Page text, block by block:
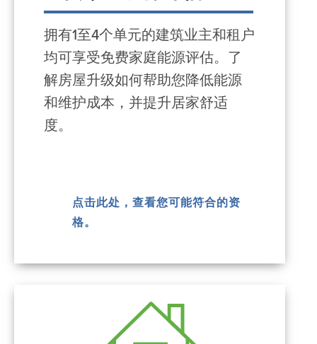
拥有1至4个单元的建筑业主和租户
均可享受免费家庭能源评估。了
解房屋升级如何帮助您降低能源
和维护成本，并提升居家舒适
度。
点击此处，查看您可能符合的资
格。